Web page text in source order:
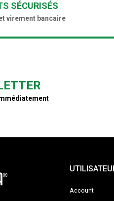
SÉCURISÉS
virement bancaire
Account